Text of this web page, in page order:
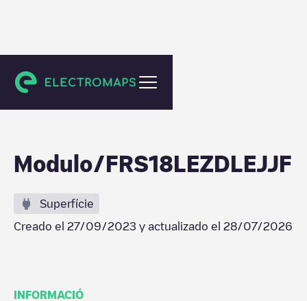
Bourges
Modulo/FRS18LEZDLEJJF
Superfície
Creado el 27/09/2023 y actualizado el 28/07/2026
INFORMACIÓ